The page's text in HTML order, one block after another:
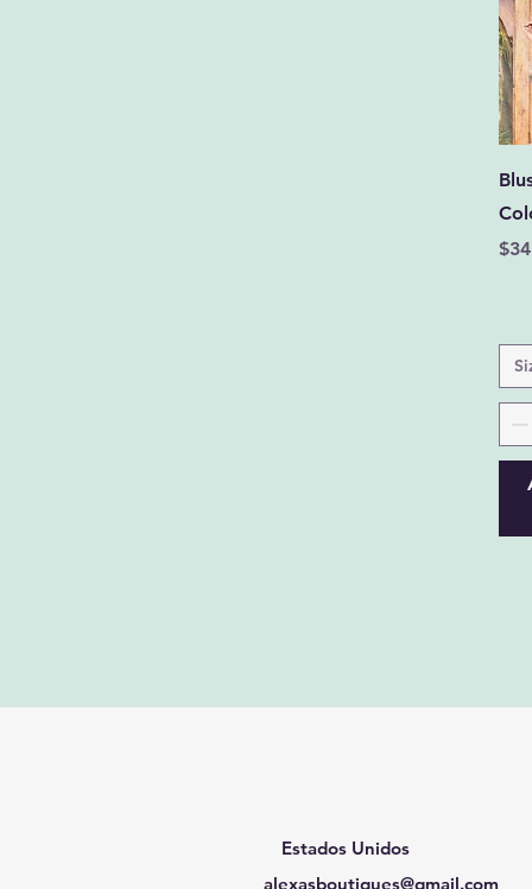
Estados Unidos
alexasboutiques@gmail.com